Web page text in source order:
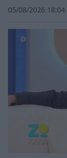
05/08/2026 18:04